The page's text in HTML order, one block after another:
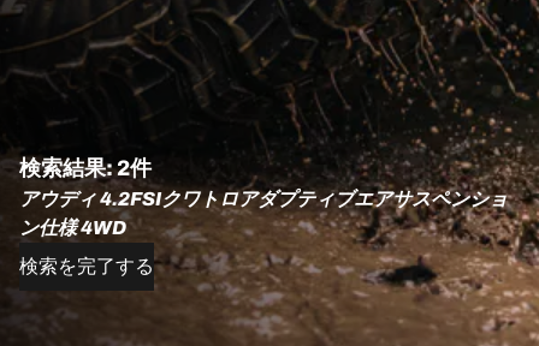
検索結果: 2件
アウディ 4.2FSIクワトロアダプティブエアサスペンショ
ン仕様 4WD
検索を完了する